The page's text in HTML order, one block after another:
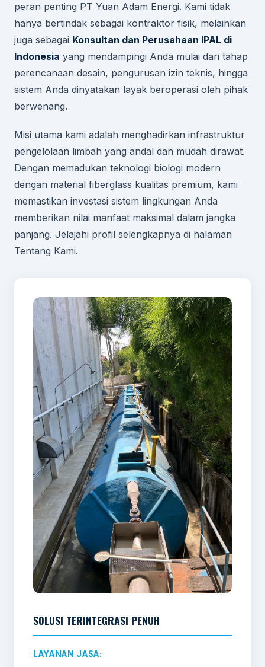
peran penting PT Yuan Adam Energi. Kami tidak
hanya bertindak sebagai kontraktor fisik, melainkan
juga sebagai Konsultan dan Perusahaan IPAL di
Indonesia yang mendampingi Anda mulai dari tahap
perencanaan desain, pengurusan izin teknis, hingga
sistem Anda dinyatakan layak beroperasi oleh pihak
berwenang.
Misi utama kami adalah menghadirkan infrastruktur
pengelolaan limbah yang andal dan mudah dirawat.
Dengan memadukan teknologi biologi modern
dengan material fiberglass kualitas premium, kami
memastikan investasi sistem lingkungan Anda
memberikan nilai manfaat maksimal dalam jangka
panjang. Jelajahi profil selengkapnya di halaman
Tentang Kami.
SOLUSI TERINTEGRASI PENUH
LAYANAN JASA: